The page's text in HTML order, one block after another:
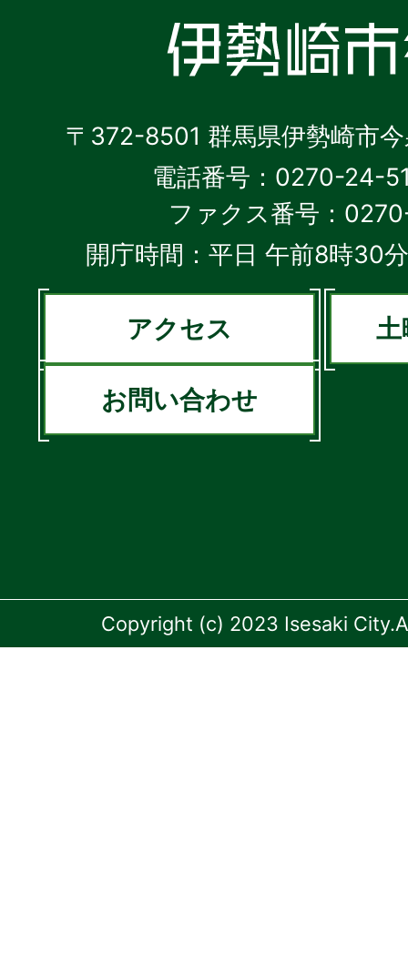
〒372-8501 群馬県伊勢崎市
電話番号：0270-24-
ファクス番号：
開庁時間：平日 午前8時30
アクセス 土
お問い合わせ
Copyright (c) 2023 Isesaki